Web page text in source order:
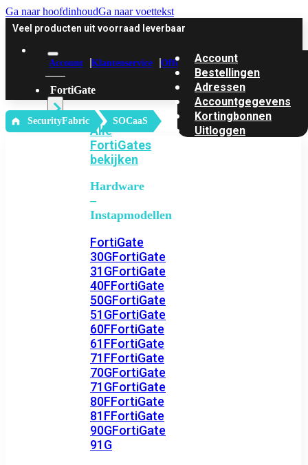
Ga naar hoofdinhoudGa naar voettekst
Veel producten uit voorraad leverbaar
Account Klantenservice Offerte
FortiGate
Alle
FortiGates
bekijken
Hardware
–
Instapmodellen
FortiGate
30GFortiGate
31GFortiGate
40FFortiGate
50GFortiGate
51GFortiGate
60FFortiGate
61FFortiGate
71FFortiGate
70GFortiGate
71GFortiGate
80FFortiGate
81FFortiGate
90GFortiGate
91G
Account
Bestellingen
Adressen
Accountgegevens
Kortingbonnen
Uitloggen
‎ SecurityFabric SOCaaS